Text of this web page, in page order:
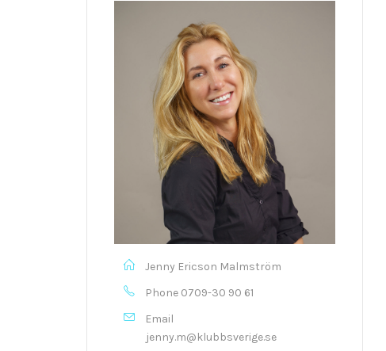
Jenny Ericson Malmström
Phone 0709-30 90 61
Email
jenny.m@klubbsverige.se